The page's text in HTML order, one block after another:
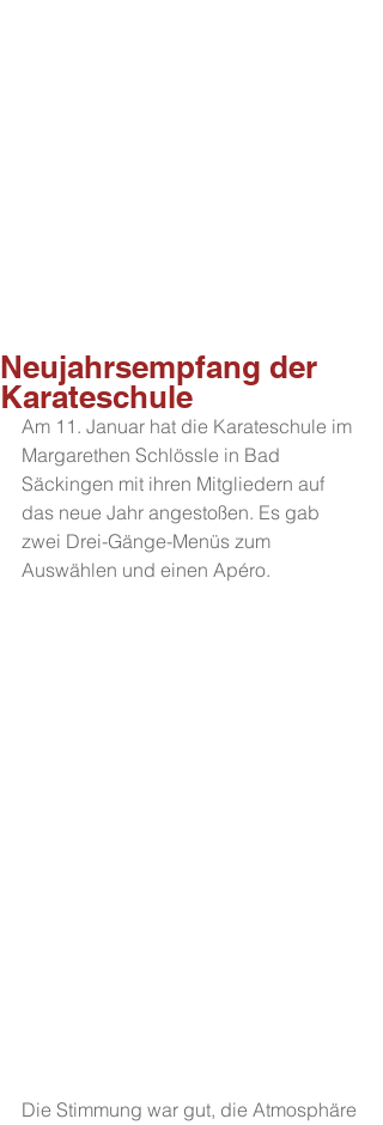
Neujahrsempfang der
Karateschule
Am 11. Januar hat die Karateschule im
Margarethen Schlössle in Bad
Säckingen mit ihren Mitgliedern auf
das neue Jahr angestoßen. Es gab
zwei Drei-Gänge-Menüs zum
Auswählen und einen Apéro.
Die Stimmung war gut, die Atmosphäre